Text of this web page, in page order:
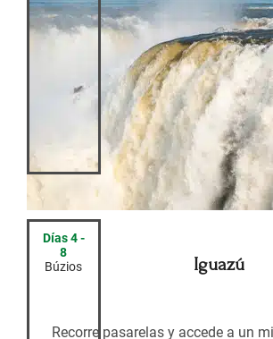
Iguazú
Recorre pasarelas y accede a un
Días 4 -
8
Búzios